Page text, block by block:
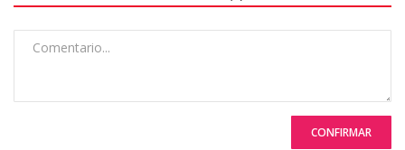
CONFIRMAR